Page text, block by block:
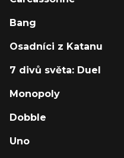
Bang
Osadníci z Katanu
7 divů světa: Duel
Monopoly
Dobble
Uno